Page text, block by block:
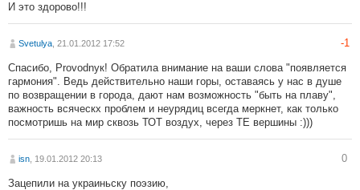
И это здорово!!!
Svetulya , 21.01.2012 17:52 -1
Спасибо, Рrovodnyк! Обратила внимание на ваши слова "появляется
гармония". Ведь действительно наши горы, оставаясь у нас в душе
по возвращении в города, дают нам возможность "быть на плаву",
важность всяческх проблем и неурядиц всегда меркнет, как только
посмотришь на мир сквозь ТОТ воздух, через ТЕ вершины :)))
isn , 19.01.2012 20:13 0
Зацепили на украиньску поэзию,